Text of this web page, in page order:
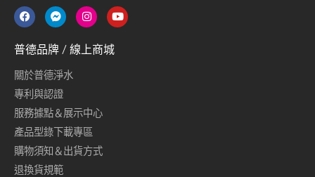
普德品牌 / 線上商城
關於普德淨水
專利與認證
服務據點＆展示中心
產品型錄下載專區
購物須知＆出貨方式
退換貨規範